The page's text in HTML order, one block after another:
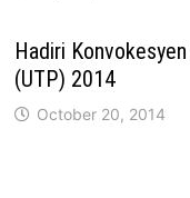
Hadiri
(UTP) 2014
October 20, 2014